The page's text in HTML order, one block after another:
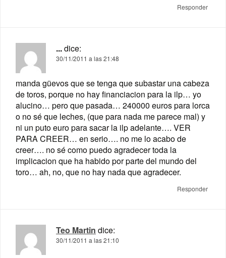
Responder
...dice:
30/11/2011 a las 21:48
manda güevos que se tenga que subastar una cabeza
de toros, porque no hay financiacion para la ilp… yo
alucino… pero que pasada… 240000 euros para lorca
o no sé que leches, (que para nada me parece mal) y
ni un puto euro para sacar la ilp adelante…. VER
PARA CREER… en serio…. no me lo acabo de
creer…. no sé como puedo agradecer toda la
implicacion que ha habido por parte del mundo del
toro… ah, no, que no hay nada que agradecer.
Responder
Teo Martin dice:
30/11/2011 a las 21:10